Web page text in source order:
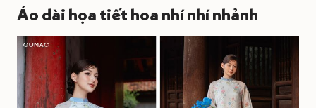
Áo dài họa tiết hoa nhí nhí nhảnh